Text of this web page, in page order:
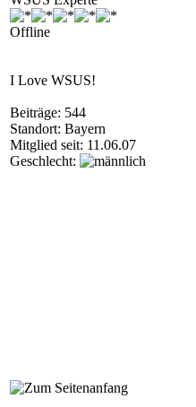
Offline
I Love WSUS!
Beiträge: 544
Standort: Bayern
Mitglied seit: 11.06.07
Geschlecht: